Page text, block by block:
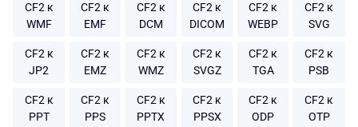
CF2 к
WMF
CF2 к
EMF
CF2 к
DCM
CF2 к
DICOM
CF2 к
WEBP
CF2 к
SVG
CF2 к
JP2
CF2 к
EMZ
CF2 к
WMZ
CF2 к
SVGZ
CF2 к
TGA
CF2 к
PSB
CF2 к
PPT
CF2 к
PPS
CF2 к
PPTX
CF2 к
PPSX
CF2 к
ODP
CF2 к
OTP